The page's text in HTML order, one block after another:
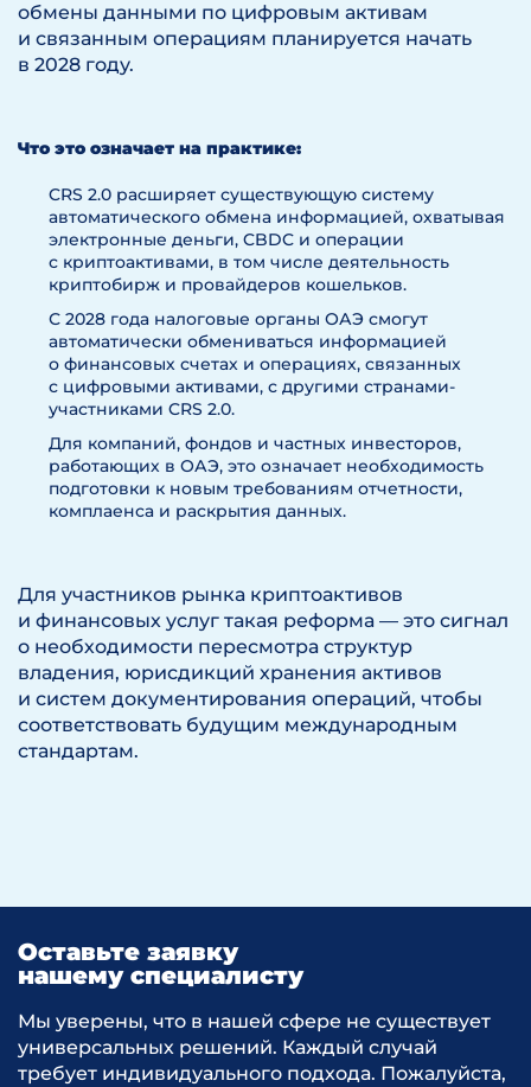
обмены данными по цифровым активам
и связанным операциям планируется начать
в 2028 году.
Что это означает на практике:
CRS 2.0 расширяет существующую систему
автоматического обмена информацией, охватывая
электронные деньги, CBDC и операции
с криптоактивами, в том числе деятельность
криптобирж и провайдеров кошельков.
С 2028 года налоговые органы ОАЭ смогут
автоматически обмениваться информацией
о финансовых счетах и операциях, связанных
с цифровыми активами, с другими странами-
участниками CRS 2.0.
Для компаний, фондов и частных инвесторов,
работающих в ОАЭ, это означает необходимость
подготовки к новым требованиям отчетности,
комплаенса и раскрытия данных.
Для участников рынка криптоактивов
и финансовых услуг такая реформа — это сигнал
о необходимости пересмотра структур
владения, юрисдикций хранения активов
и систем документирования операций, чтобы
соответствовать будущим международным
стандартам.
Оставьте заявку
нашему специалисту
Мы уверены, что в нашей сфере не существует
универсальных решений. Каждый случай
требует индивидуального подхода. Пожалуйста,